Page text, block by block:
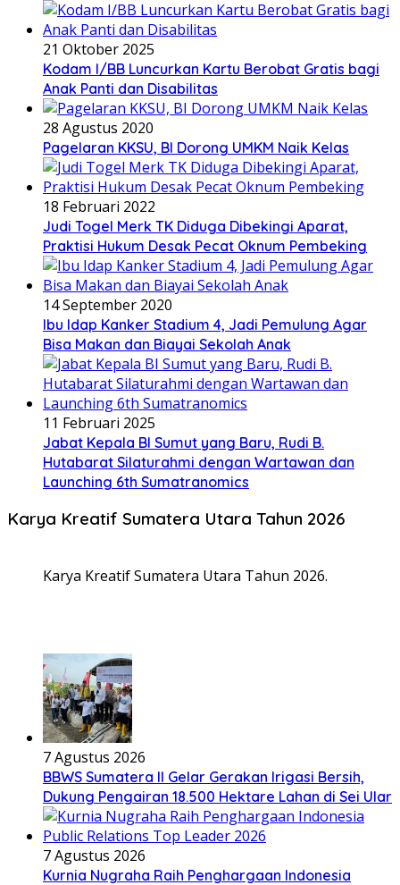
21 Oktober 2025
Kodam I/BB Luncurkan Kartu Berobat Gratis bagi
Anak Panti dan Disabilitas
28 Agustus 2020
Pagelaran KKSU, BI Dorong UMKM Naik Kelas
18 Februari 2022
Judi Togel Merk TK Diduga Dibekingi Aparat,
Praktisi Hukum Desak Pecat Oknum Pembeking
14 September 2020
Ibu Idap Kanker Stadium 4, Jadi Pemulung Agar
Bisa Makan dan Biayai Sekolah Anak
11 Februari 2025
Jabat Kepala BI Sumut yang Baru, Rudi B.
Hutabarat Silaturahmi dengan Wartawan dan
Launching 6th Sumatranomics
Karya Kreatif Sumatera Utara Tahun 2026
Karya Kreatif Sumatera Utara Tahun 2026.
7 Agustus 2026
BBWS Sumatera II Gelar Gerakan Irigasi Bersih,
Dukung Pengairan 18.500 Hektare Lahan di Sei Ular
7 Agustus 2026
Kurnia Nugraha Raih Penghargaan Indonesia